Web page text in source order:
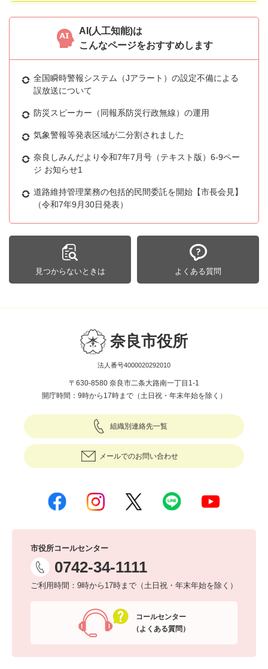
AI(人工知能)は
こんなページをおすすめします
全国瞬時警報システム（Jアラート）の設定不備による
誤放送について
防災スピーカー（同報系防災行政無線）の運用
気象警報等発表区域が二分割されました
奈良しみんだより令和7年7月号（テキスト版）6-9ペー
ジ お知らせ1
道路維持管理業務の包括的民間委託を開始【市長会見】
（令和7年9月30日発表）
見つからないときは よくある質問
奈良市役所
法人番号4000020292010
〒630-8580 奈良市二条大路南一丁目1-1
開庁時間：9時から17時まで（土日祝・年末年始を除く）
組織別連絡先一覧
メールでのお問い合わせ
市役所コールセンター
0742-34-1111
ご利用時間：9時から17時まで（土日祝・年末年始を除く）
コールセンター
（よくある質問）